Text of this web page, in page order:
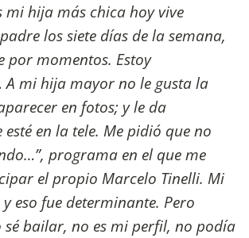
mi hija más chica hoy vive
los siete días de la semana,
por momentos. Estoy
mi hija mayor no le gusta la
en fotos; y le da
esté en la tele. Me pidió que no
programa en el que me
el propio Marcelo Tinelli. Mi
eso fue determinante. Pero
bailar, no es mi perfil, no podía